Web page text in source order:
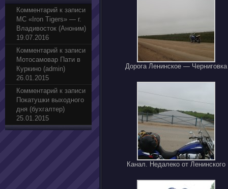
Комментарий к записи
МС «Iron Tigers» — г.
Владивосток (Аноним)
19.07.2016
Комментарий к записи
Мотосамовар Пати в
Куркино (admin)
26.01.2015
Комментарий к записи
Покатушки выходного
дня (бухгалтер)
25.01.2015
Дорога Ленинское — Черниговка
Канал. Недалеко от Ленинского